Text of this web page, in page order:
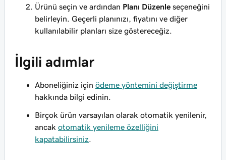
Ürünü seçin ve ardından Planı Düzenle seçeneğini
belirleyin. Geçerli planınızı, fiyatını ve diğer
kullanılabilir planları size göstereceğiz.
İlgili adımlar
Aboneliğiniz için ödeme yöntemini değiştirme
hakkında bilgi edinin.
Birçok ürün varsayılan olarak otomatik yenilenir,
ancak otomatik yenileme özelliğini
kapatabilirsiniz